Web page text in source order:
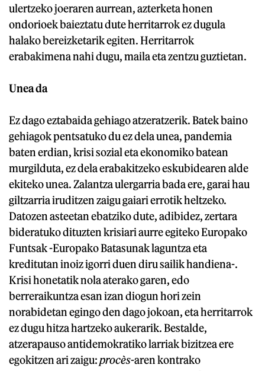
ulertzeko joeraren aurrean, azterketa honen
ondorioek baieztatu dute herritarrok ez dugula
halako bereizketarik egiten. Herritarrok
erabakimena nahi dugu, maila eta zentzu guztietan.
Unea da
Ez dago eztabaida gehiago atzeratzerik. Batek baino
gehiagok pentsatuko du ez dela unea, pandemia
baten erdian, krisi sozial eta ekonomiko batean
murgilduta, ez dela erabakitzeko eskubidearen alde
ekiteko unea. Zalantza ulergarria bada ere, garai hau
giltzarria iruditzen zaigu gaiari errotik heltzeko.
Datozen asteetan ebatziko dute, adibidez, zertara
bideratuko dituzten krisiari aurre egiteko Europako
Funtsak -Europako Batasunak laguntza eta
kreditutan inoiz igorri duen diru sailik handiena-.
Krisi honetatik nola aterako garen, edo
berreraikuntza esan izan diogun hori zein
norabidetan egingo den dago jokoan, eta herritarrok
ez dugu hitza hartzeko aukerarik. Bestalde,
atzerapauso antidemokratiko larriak bizitzea ere
egokitzen ari zaigu:procès-aren kontrako